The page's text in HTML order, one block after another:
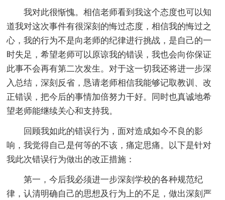
我对此很惭愧。相信老师看到我这个态度也可以知
道我对这次事件有很深刻的悔过态度，相信我的悔过之
心，我的行为不是向老师的纪律进行挑战，是自己的一
时失足，希望老师可以原谅我的错误，我也会向你保证
此事不会再有第二次发生。对于这一切我还将进一步深
入总结，深刻反省，恳请老师相信我能够记取教训、改
正错误，把今后的事情加倍努力干好。同时也真诚地希
望老师能继续关心和支持我。
回顾我如此的错误行为，面对造成如今不良的影
响，我觉得自己是何等的不该，痛定思痛。以下是针对
我此次错误行为做出的改正措施：
第一，今后我必须进一步深刻学校的各种规范纪
律，认清明确自己的思想及行为上的不足，做出深刻严